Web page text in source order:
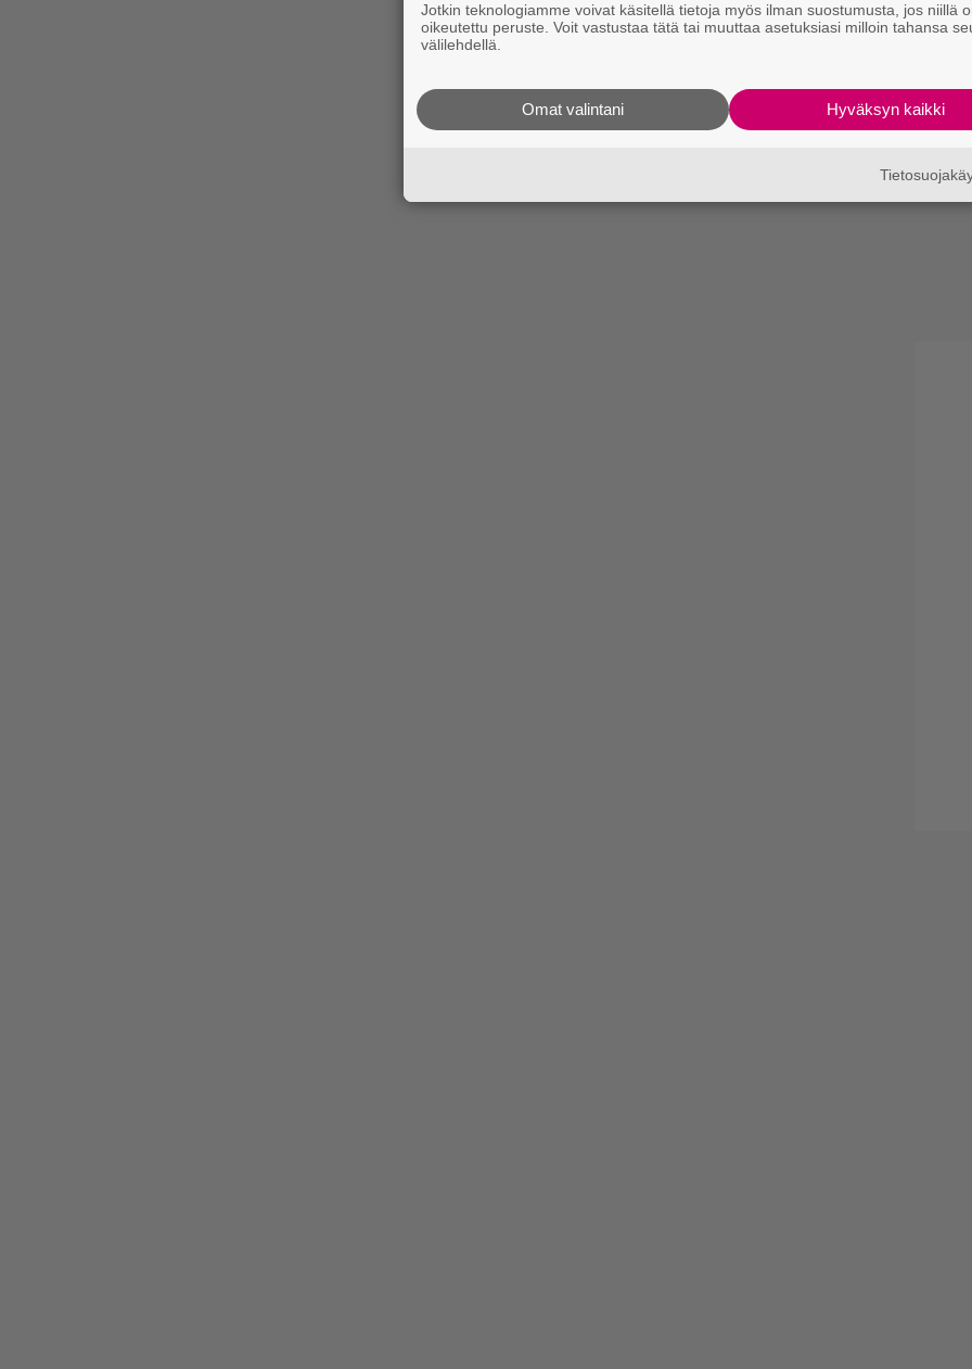
Jotkin teknologiamme voivat käsitellä tietoja myös ilman suostumusta, jos niillä
oikeutettu peruste. Voit vastustaa tätä tai muuttaa asetuksiasi milloin tahansa
välilehdellä.
Hyväksyn kaikki
Omat valintani